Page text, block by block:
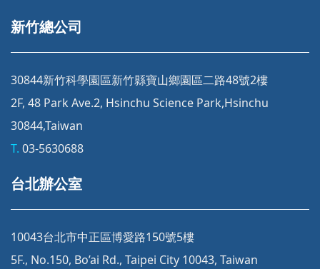
新竹總公司
30844新竹科學園區新竹縣寶山鄉園區二路48號2樓
2F, 48 Park Ave.2, Hsinchu Science Park,Hsinchu
30844,Taiwan
T. 03-5630688
台北辦公室
10043台北市中正區博愛路150號5樓
5F., No.150, Bo’ai Rd., Taipei City 10043, Taiwan